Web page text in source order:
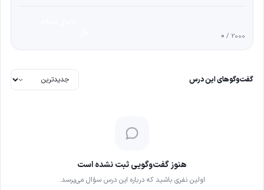
0 / 2000
گفت‌وگوهای این درس
هنوز گفت‌وگویی ثبت نشده است
اولین نفری باشید که درباره این درس سؤال می‌پرسد.